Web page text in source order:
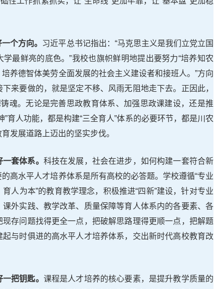
个方向。 习近平总书记指出：“马克思主义是我们立党立国
最鲜亮的底色。”我校也旗帜鲜明地提出要努力“培养知农
养德智体美劳全面发展的社会主义建设者和接班人。”方向
来要做的，就是坚定不移、风雨无阻地走下去。正因此，
魂。无论是完善思政教育体系、加强思政课建设，还是推
”育人功能，都是构建“三全育人”体系的必要环节，都是川农
发展道路上迈出的坚实步伐。
套体系。 科技在发展，社会在进步，如何构建一套符合新
高水平人才培养体系是所有高校的必答题。学校遵循“专业
人为本”的教育教学理念，积极推进“四新”建设，针对专业
外实践、教学改革、质量保障等育人体系内的各要素、各
存问题找得更全一点，把破解思路理得更顺一点，把解题
与时俱进的高水平人才培养体系，交出新时代高校教育改
把钥匙。 课程是人才培养的核心要素，是提升教学质量的